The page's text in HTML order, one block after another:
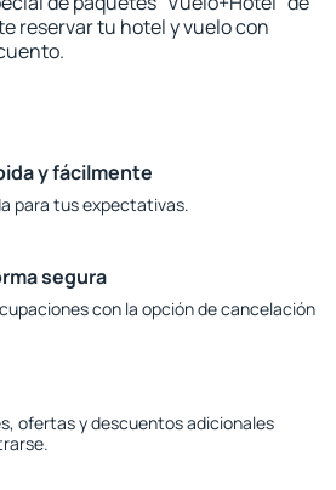
reservar tu hotel y vuelo con
y fácilmente
para tus expectativas.
segura
con la opción de cancelación
ofertas y descuentos adicionales